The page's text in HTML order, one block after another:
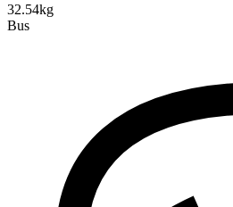
32.54kg
Bus